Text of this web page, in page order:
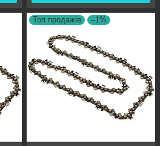
Топ продажів –1%